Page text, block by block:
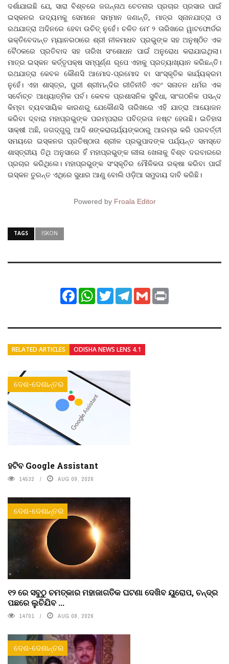
ଦର୍ଶାଯାଇଛି ଯେ, ସାରା ବିଶ୍ବରେ ଜଗନ୍ନାଥ ଚେତନାର ପ୍ରଚାର ପ୍ରସାର ପାଇଁ
ଇସ୍କନର ଉଦ୍ୟମକୁ ସେମାନେ ସମ୍ମାନ ଜଣାନ୍ତି, ମାତ୍ର ସ୍ନାନଯାତ୍ରା ଓ
ରଥଯାତ୍ରା ଅଦିନରେ ହେବା ଉଚିତ୍ ନୁହେଁ। ଚଳିତ ମେ’ ୨ ତାରିଖରେ ୱାଟଫୋର୍ଡର
ଭକ୍ତିବେଦାନ୍ତ ମ୍ୟାନରଠାରେ ଶ୍ରୀ ନୀଳମାଧବ ପ୍ରଭୁଙ୍କ ସହ ଅନୁଷ୍ଠିତ ଏକ
ବୈଠକରେ ପ୍ରତିବାଦ ସହ ତାରିଖ ସଂଶୋଧନ ପାଇଁ ଅନୁରୋଧ କରାଯାଇଥିଲା।
ମାତ୍ର ଇସ୍କନ କର୍ତ୍ତୃପକ୍ଷ ସମ୍ପୂର୍ଣ୍ଣ ରୂପେ ଏହାକୁ ପ୍ରତ୍ୟାଖ୍ୟାନ କରିଛନ୍ତି।
ରଥଯାତ୍ରା କେବଳ କୌଣସି ଆମୋଦ-ପ୍ରମୋଦ ବା ସାଂସ୍କୃତିକ କାର୍ଯ୍ୟକ୍ରମ
ନୁହେଁ। ଏହା ଶାସ୍ତ୍ର, ପୁରୀ ଶ୍ରୀମନ୍ଦିର ରୀତିନୀତି ଏବଂ ସନାତନ ଧର୍ମର ଏକ
ସର୍ବୋଚ୍ଚ ଆଧ୍ୟାତ୍ମିକ ପର୍ବ। କେବଳ ପ୍ରଶାସନିକ ସୁବିଧା, ସାଂଗଠନିକ ପସନ୍ଦ
କିମ୍ବା ବ୍ୟବସାୟିକ କାରଣରୁ ଯେକୌଣସି ତାରିଖରେ ଏହି ଯାତ୍ରା ଆୟୋଜନ
କରିବା ଦ୍ବାରା ମହାପ୍ରଭୁଙ୍କ ପରମ୍ପରାର ପବିତ୍ରତା ନଷ୍ଟ ହେଉଛି। ଇତିହାସ
ସାକ୍ଷୀ ଅଛି, ଜଗଦ୍‌ଗୁରୁ ଆଦି ଶଙ୍କରାଚାର୍ଯ୍ୟଙ୍କଠାରୁ ଆରମ୍ଭ କରି ପରବର୍ତ୍ତୀ
ସମୟରେ ଇସ୍କନର ପ୍ରତିଷ୍ଠାତା ଶ୍ରୀଳ ପ୍ରଭୁପାଦଙ୍କ ପର୍ଯ୍ୟନ୍ତ ସମସ୍ତେ
ଶାସ୍ତ୍ରୀୟ ତିଥି ଅନୁସାରେ ହିଁ ମହାପ୍ରଭୁଙ୍କ ଲୀଳା ଖେଳାକୁ ବିଶ୍ବ ଦରବାରରେ
ପ୍ରଚାର କରିଥିଲେ। ମହାପ୍ରଭୁଙ୍କ ସଂସ୍କୃତିର ମୌଳିକତା ରକ୍ଷା କରିବା ପାଇଁ
ଇସ୍କନ ତୁରନ୍ତ ଏଥିରେ ସୁଧାର ଆଣୁ ବୋଲି ଓଡ଼ିଆ ସମୁଦାୟ ଦାବି କରିଛି।
Powered by Froala Editor
TAGS ISKON
FacebookWhatsApp
TwitterTelegram
Gmail
RELATED ARTICLES ODISHA NEWS LENS 4.1
ଦେଶ-ଦେଶାନ୍ତର
ହଟିବ Google Assistant
14532 AUG 09, 2026
ଦେଶ-ଦେଶାନ୍ତର
୧୨ ରେ ସବୁଠୁ ଚମତ୍କାର ମହାଜାଗତିକ ଘଟଣା ଦେଖିବ ୟୁରୋପ, ଚନ୍ଦ୍ର
ପଛରେ ଲୁଚିଯିବ ...
14701 AUG 08, 2026
ଦେଶ-ଦେଶାନ୍ତର